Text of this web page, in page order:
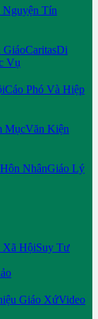
Tín
GiáoCaritasDi
Vụ
Cáo Phó Và Hiệp
MụcVăn Kiện
NhânGiáo Lý
Xã HộiSuy Tư
Giáo XứVideo